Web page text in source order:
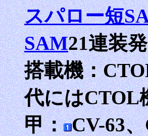
スパロー短
SAM21連装
搭載機：
代にはCTOL
甲： CV-63